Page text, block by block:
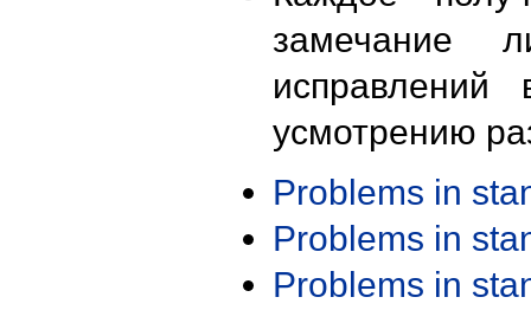
замечание
исправлений
усмотрению
Problems in
Problems in
Problems in